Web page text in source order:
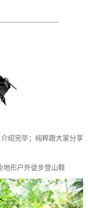
—————————–
绍完毕；纯粹跟大家分享
地形户外徒步登山鞋